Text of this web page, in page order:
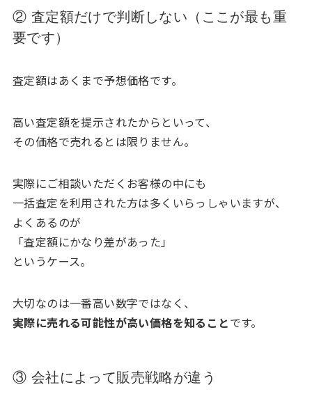
② 査定額だけで判断しない（ここが最も重
要です）
査定額はあくまで予想価格です。
高い査定額を提示されたからといって、
その価格で売れるとは限りません。
実際にご相談いただくお客様の中にも
一括査定を利用された方は多くいらっしゃいますが、
よくあるのが
「査定額にかなり差があった」
というケース。
大切なのは一番高い数字ではなく、
実際に売れる可能性が高い価格を知ることです。
③ 会社によって販売戦略が違う